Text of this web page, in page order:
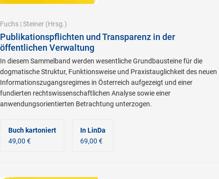
Fuchs | Steiner (Hrsg.)
Publikationspflichten und Transparenz in der
öffentlichen Verwaltung
In diesem Sammelband werden wesentliche Grundbausteine für die
dogmatische Struktur, Funktionsweise und Praxistauglichkeit des neuen
Informationszugangsregimes in Österreich aufgezeigt und einer
fundierten rechtswissenschaftlichen Analyse sowie einer
anwendungsorientierten Betrachtung unterzogen.
Buch kartoniert
49,00 €
In LinDa
69,00 €